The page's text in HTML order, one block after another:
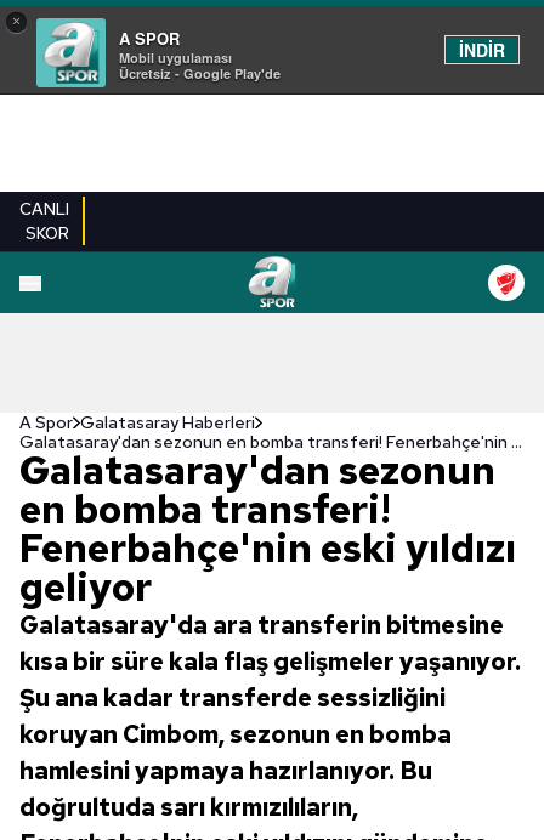
×
A SPOR
Mobil uygulaması
Ücretsiz - Google Play'de
İNDİR
CANLI
SKOR
A Spor Galatasaray Haberleri
Galatasaray'dan sezonun en bomba transferi! Fenerbahçe'nin eski yıldızı geliyor
Galatasaray'dan sezonun
en bomba transferi!
Fenerbahçe'nin eski yıldızı
geliyor
Galatasaray'da ara transferin bitmesine
kısa bir süre kala flaş gelişmeler yaşanıyor.
Şu ana kadar transferde sessizliğini
koruyan Cimbom, sezonun en bomba
hamlesini yapmaya hazırlanıyor. Bu
doğrultuda sarı kırmızılıların,